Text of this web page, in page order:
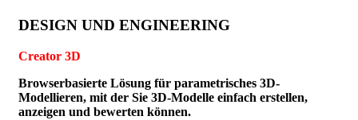
DESIGN UND ENGINEERING
Creator 3D
Browserbasierte Lösung für parametrisches 3D-
Modellieren, mit der Sie 3D-Modelle einfach erstellen,
anzeigen und bewerten können.